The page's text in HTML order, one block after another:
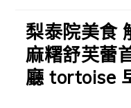
梨泰院美食
麻糬舒芙蕾
廳 tortoise